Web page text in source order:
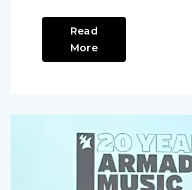
Read
More